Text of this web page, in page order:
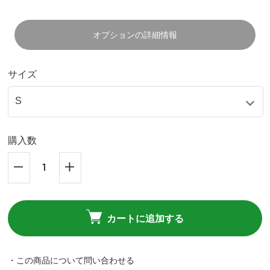
オプションの詳細情報
サイズ
購入数
カートに追加する
・この商品について問い合わせる